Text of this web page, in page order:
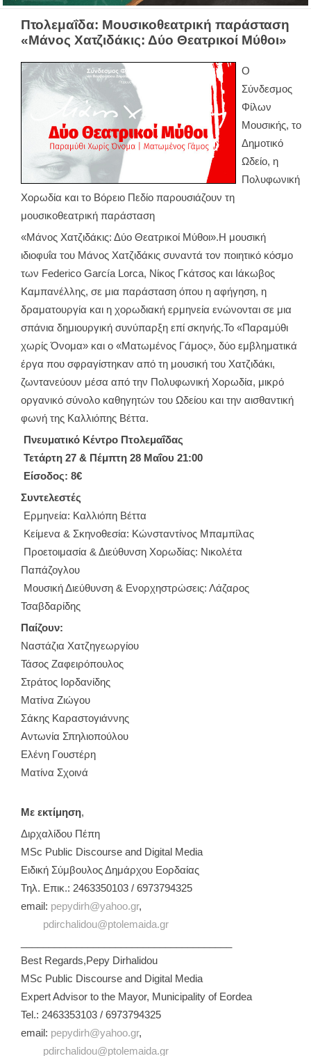
Πτολεμαΐδα: Μουσικοθεατρική παράσταση
«Μάνος Χατζιδάκις: Δύο Θεατρικοί Μύθοι»
Ο
Σύνδεσμος
Φίλων
Μουσικής, το
Δημοτικό
Ωδείο, η
Πολυφωνική
Χορωδία και το Βόρειο Πεδίο παρουσιάζουν τη
μουσικοθεατρική παράσταση
«Μάνος Χατζιδάκις: Δύο Θεατρικοί Μύθοι».Η μουσική
ιδιοφυΐα του Μάνος Χατζιδάκις συναντά τον ποιητικό κόσμο
των Federico García Lorca, Νίκος Γκάτσος και Ιάκωβος
Καμπανέλλης, σε μια παράσταση όπου η αφήγηση, η
δραματουργία και η χορωδιακή ερμηνεία ενώνονται σε μια
σπάνια δημιουργική συνύπαρξη επί σκηνής.Το «Παραμύθι
χωρίς Όνομα» και ο «Ματωμένος Γάμος», δύο εμβληματικά
έργα που σφραγίστηκαν από τη μουσική του Χατζιδάκι,
ζωντανεύουν μέσα από την Πολυφωνική Χορωδία, μικρό
οργανικό σύνολο καθηγητών του Ωδείου και την αισθαντική
φωνή της Καλλιόπης Βέττα.
Πνευματικό Κέντρο Πτολεμαΐδας
Τετάρτη 27 & Πέμπτη 28 Μαΐου 21:00
Είσοδος: 8€
Συντελεστές
Ερμηνεία: Καλλιόπη Βέττα
Κείμενα & Σκηνοθεσία: Κώνσταντίνος Μπαμπίλας
Προετοιμασία & Διεύθυνση Χορωδίας: Νικολέτα
Παπάζογλου
Μουσική Διεύθυνση & Ενορχηστρώσεις: Λάζαρος
Τσαβδαρίδης
Παίζουν:
Ναστάζια Χατζηγεωργίου
Τάσος Ζαφειρόπουλος
Στράτος Ιορδανίδης
Ματίνα Ζιώγου
Σάκης Καραστογιάννης
Αντωνία Σπηλιοπούλου
Ελένη Γουστέρη
Ματίνα Σχοινά
Με εκτίμηση,
Διρχαλίδου Πέπη
MSc Public Discourse and Digital Media
Ειδική Σύμβουλος Δημάρχου Εορδαίας
Τηλ. Επικ.: 2463350103 / 6973794325
email: pepydirh@yahoo.gr,
pdirchalidou@ptolemaida.gr
Best Regards,Pepy Dirhalidou
MSc Public Discourse and Digital Media
Expert Advisor to the Mayor, Municipality of Eordea
Tel.: 2463353103 / 6973794325
email: pepydirh@yahoo.gr,
pdirchalidou@ptolemaida.gr